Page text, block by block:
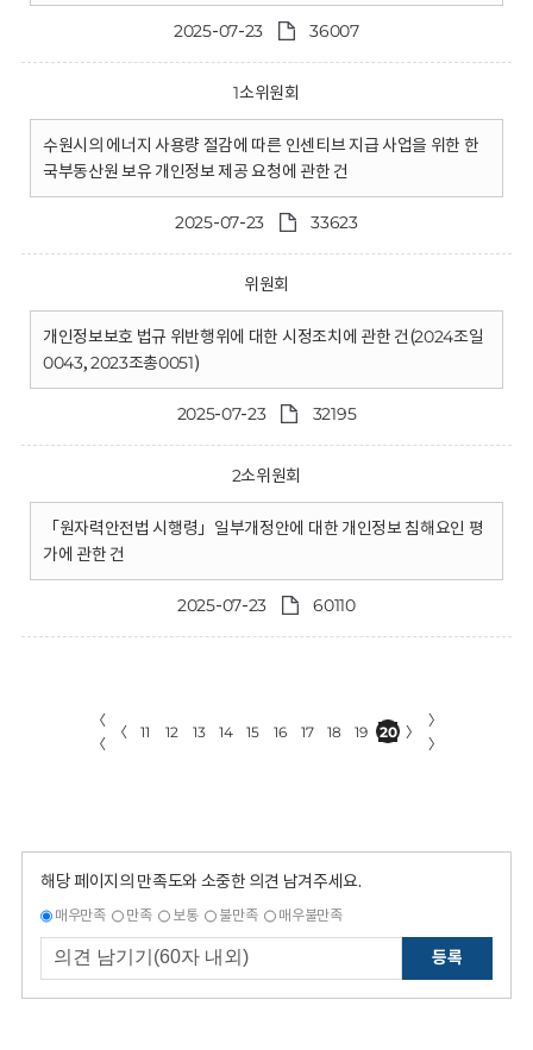
2025-07-23 36007
1소위원회
수원시의 에너지 사용량 절감에 따른 인센티브 지급 사업을 위한 한
국부동산원 보유 개인정보 제공 요청에 관한 건
2025-07-23 33623
위원회
개인정보보호 법규 위반행위에 대한 시정조치에 관한 건(2024조일
0043, 2023조총0051)
2025-07-23 32195
2소위원회
「원자력안전법 시행령」일부개정안에 대한 개인정보 침해요인 평
가에 관한 건
2025-07-23 60110
〈
〈
〈 11 12 13 14 15 16 17 18 19 20 〉
〉
〉
해당 페이지의 만족도와 소중한 의견 남겨주세요.
매우만족 만족 보통 불만족 매우불만족
등록